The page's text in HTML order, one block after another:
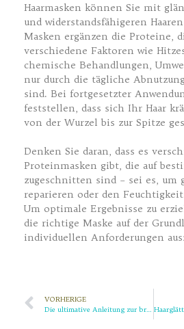
Haarmasken können Sie mit
und widerstandsfähigeren
Masken ergänzen die Proteine,
verschiedene Faktoren wie
chemische Behandlungen,
nur durch die tägliche
sind. Bei fortgesetzter
feststellen, dass sich Ihr Haar
von der Wurzel bis zur Spitze
Denken Sie daran, dass es
Proteinmasken gibt, die auf
zugeschnitten sind – sei es, um
reparieren oder den
Um optimale Ergebnisse zu
die richtige Maske auf der
individuellen Anforderungen
VORHERIGE
Die ultimative Anleitung zur brasilianischen Keratin-Haarglättungscreme